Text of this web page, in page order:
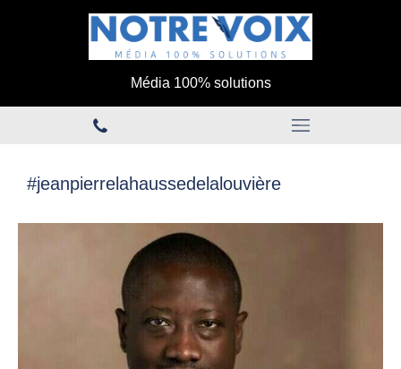
Média 100% solutions
#jeanpierrelahaussedelalouvière